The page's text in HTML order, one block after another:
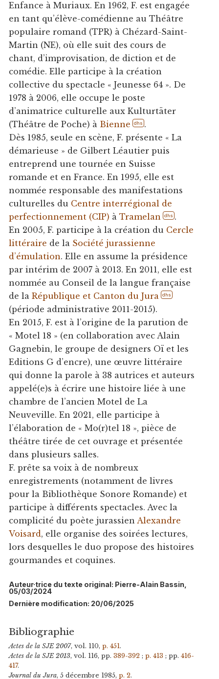
Enfance à Muriaux. En 1962, F. est engagée
en tant qu’élève-comédienne au Théâtre
populaire romand (TPR) à Chézard-Saint-
Martin (NE), où elle suit des cours de
chant, d’improvisation, de diction et de
comédie. Elle participe à la création
collective du spectacle « Jeunesse 64 ». De
1978 à 2006, elle occupe le poste
d’animatrice culturelle aux Kulturtäter
(Théâtre de Poche) à Bienne dhs .
Dès 1985, seule en scène, F. présente « La
démarieuse » de Gilbert Léautier puis
entreprend une tournée en Suisse
romande et en France. En 1995, elle est
nommée responsable des manifestations
culturelles du Centre interrégional de
perfectionnement (CIP) à Tramelan dhs .
En 2005, F. participe à la création du Cercle
littéraire de la Société jurassienne
d’émulation. Elle en assume la présidence
par intérim de 2007 à 2013. En 2011, elle est
nommée au Conseil de la langue française
de la République et Canton du Jura dhs
(période administrative 2011-2015).
En 2015, F. est à l’origine de la parution de
« Motel 18 » (en collaboration avec Alain
Gagnebin, le groupe de designers Oï et les
Editions G d’encre), une œuvre littéraire
qui donne la parole à 38 autrices et auteurs
appelé(e)s à écrire une histoire liée à une
chambre de l’ancien Motel de La
Neuveville. En 2021, elle participe à
l’élaboration de « Mo(r)tel 18 », pièce de
théâtre tirée de cet ouvrage et présentée
dans plusieurs salles.
F. prête sa voix à de nombreux
enregistrements (notamment de livres
pour la Bibliothèque Sonore Romande) et
participe à différents spectacles. Avec la
complicité du poète jurassien Alexandre
Voisard, elle organise des soirées lectures,
lors desquelles le duo propose des histoires
gourmandes et coquines.
Auteur·trice du texte original: Pierre-Alain Bassin,
05/03/2024
Dernière modification: 20/06/2025
Bibliographie
Actes de la SJE 2007, vol. 110, p. 451.
Actes de la SJE 2013, vol. 116, pp. 389-392 ; p. 413 ; pp. 416-
417.
Journal du Jura, 5 décembre 1985, p. 2.